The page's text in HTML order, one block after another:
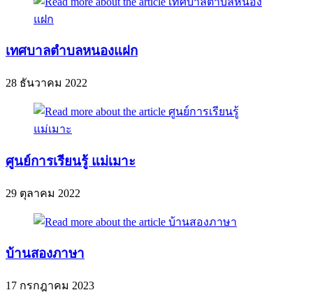
เทศบาลตำบลหนองแฝก
28 ธันวาคม 2022
ศูนย์การเรียนรู้ แม่เมาะ
29 ตุลาคม 2022
บ้านสองภาษา
17 กรกฎาคม 2023